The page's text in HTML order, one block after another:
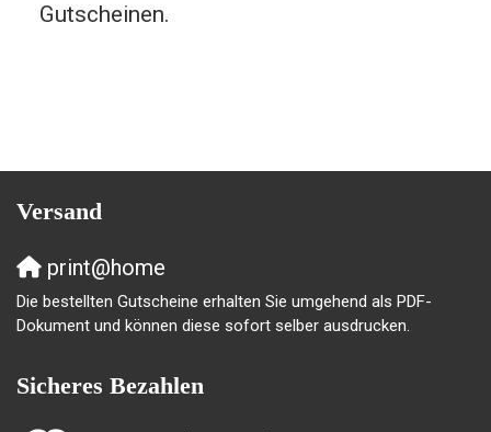
Gutscheinen.
Versand
print@home
Die bestellten Gutscheine erhalten Sie umgehend als PDF-
Dokument und können diese sofort selber ausdrucken.
Sicheres Bezahlen